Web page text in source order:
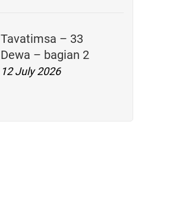
Tavatimsa – 33
Dewa – bagian 2
12 July 2026